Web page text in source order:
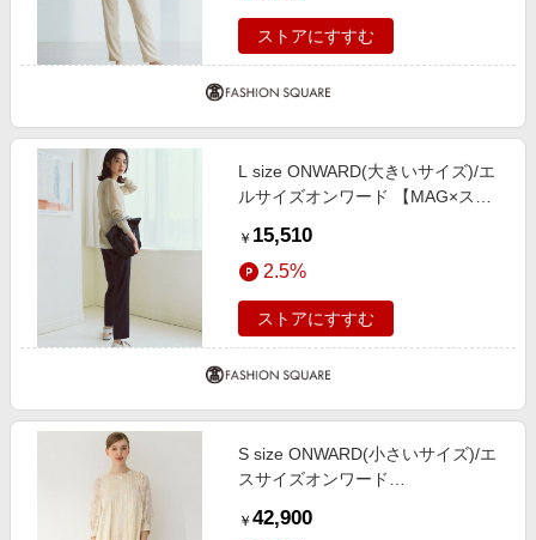
ストアにすすむ
L size ONWARD(大きいサイズ)/エ
ルサイズオンワード 【MAG×スタ
ニット×サテンストレートパンツ ベ
ージュニット×ネイビーパンツ L
￥ 15,510
2.5%
ストアにすすむ
S size ONWARD(小さいサイズ)/エ
スサイズオンワード
ル ドレス ベージュ系 32
￥ 42,900